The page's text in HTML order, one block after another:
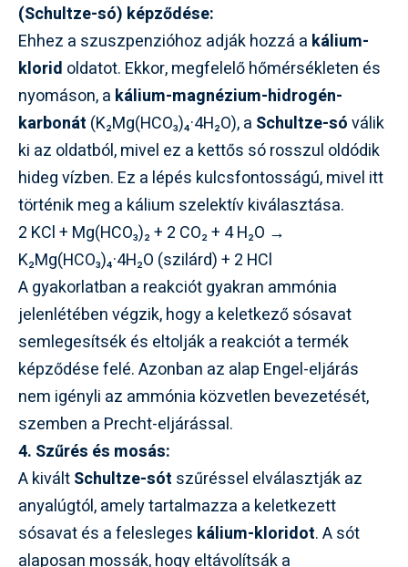
(Schultze-só) képződése:
Ehhez a szuszpenzióhoz adják hozzá a kálium-
klorid oldatot. Ekkor, megfelelő hőmérsékleten és
nyomáson, a kálium-magnézium-hidrogén-
karbonát (K₂Mg(HCO₃)₄·4H₂O), a Schultze-sóválik
ki az oldatból, mivel ez a kettős só rosszul oldódik
hideg vízben. Ez a lépés kulcsfontosságú, mivel itt
történik meg a kálium szelektív kiválasztása.
2 KCl + Mg(HCO₃)₂ + 2 CO₂ + 4 H₂O →
K₂Mg(HCO₃)₄·4H₂O (szilárd) + 2 HCl
A gyakorlatban a reakciót gyakran ammónia
jelenlétében végzik, hogy a keletkező sósavat
semlegesítsék és eltolják a reakciót a termék
képződése felé. Azonban az alap Engel-eljárás
nem igényli az ammónia közvetlen bevezetését,
szemben a Precht-eljárással.
4. Szűrés és mosás:
A kiváltSchultze-sót szűréssel elválasztják az
anyalúgtól, amely tartalmazza a keletkezett
sósavat és a felesleges kálium-kloridot. A sót
alaposan mossák, hogy eltávolítsák a